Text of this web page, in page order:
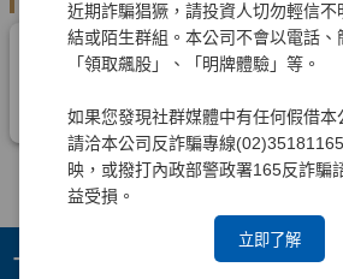
近期詐騙猖獗，請投資人切勿輕信不
結或陌生群組。本公司不會以電話、
「領取飆股」、「明牌體驗」等。
如果您發現社群媒體中有任何假借本
請洽本公司反詐騙專線
映，或撥打內政部警政署165反詐騙
益受損。
立即了解
+